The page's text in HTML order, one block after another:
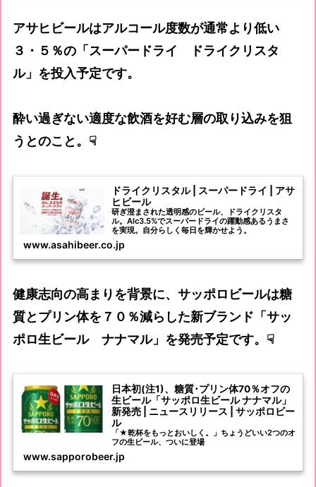
アサヒビールはアルコール度数が通常より低い
３・５％の「スーパードライ ドライクリスタ
ル」を投入予定です。
酔い過ぎない適度な飲酒を好む層の取り込みを狙
うとのこと。☟
ドライクリスタル | スーパードライ | アサ
ヒビール
研ぎ澄まされた透明感のビール、ドライクリスタ
ル。Alc3.5%でスーパードライの躍動感あるうまさ
を実現。自分らしく毎日を輝かせよう。
www.asahibeer.co.jp
健康志向の高まりを背景に、サッポロビールは糖
質とプリン体を７０％減らした新ブランド「サッ
ポロ生ビール ナナマル」を発売予定です。☟
日本初(注1)、糖質･プリン体70％オフの
生ビール「サッポロ生ビール ナナマル」
新発売 | ニュースリリース | サッポロビー
ル
「★乾杯をもっとおいしく。」ちょうどいい2つのオ
フの生ビール、ついに登場
www.sapporobeer.jp